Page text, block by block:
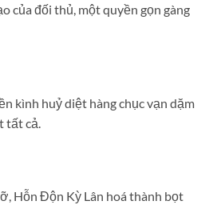
của đối thủ, một quyền gọn gàng
kình huỷ diệt hàng chục vạn dặm
tất cả.
Hỗn Độn Kỳ Lân hoá thành bọt